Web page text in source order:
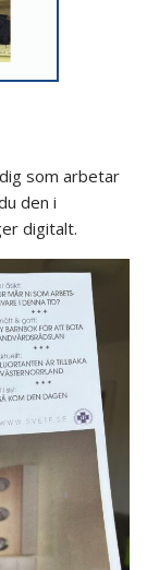
som arbetar
den i
digitalt.